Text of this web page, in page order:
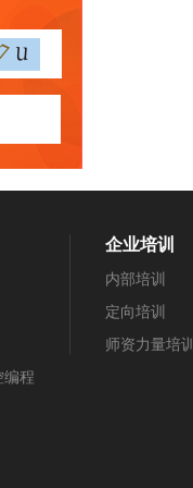
编程
企业培训
内部培训
定向培训
师资力量培训